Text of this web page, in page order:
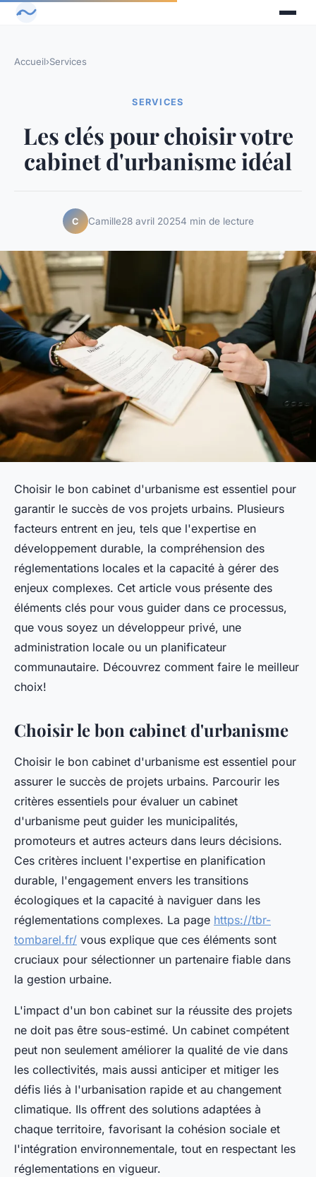
Accueil›Services
SERVICES
Les clés pour choisir votre
cabinet d'urbanisme idéal
C Camille28 avril 20254 min de lecture
Choisir le bon cabinet d'urbanisme est essentiel pour
garantir le succès de vos projets urbains. Plusieurs
facteurs entrent en jeu, tels que l'expertise en
développement durable, la compréhension des
réglementations locales et la capacité à gérer des
enjeux complexes. Cet article vous présente des
éléments clés pour vous guider dans ce processus,
que vous soyez un développeur privé, une
administration locale ou un planificateur
communautaire. Découvrez comment faire le meilleur
choix!
Choisir le bon cabinet d'urbanisme
Choisir le bon cabinet d'urbanisme est essentiel pour
assurer le succès de projets urbains. Parcourir les
critères essentiels pour évaluer un cabinet
d'urbanisme peut guider les municipalités,
promoteurs et autres acteurs dans leurs décisions.
Ces critères incluent l'expertise en planification
durable, l'engagement envers les transitions
écologiques et la capacité à naviguer dans les
réglementations complexes. La page https://tbr-
tombarel.fr/ vous explique que ces éléments sont
cruciaux pour sélectionner un partenaire fiable dans
la gestion urbaine.
L'impact d'un bon cabinet sur la réussite des projets
ne doit pas être sous-estimé. Un cabinet compétent
peut non seulement améliorer la qualité de vie dans
les collectivités, mais aussi anticiper et mitiger les
défis liés à l'urbanisation rapide et au changement
climatique. Ils offrent des solutions adaptées à
chaque territoire, favorisant la cohésion sociale et
l'intégration environnementale, tout en respectant les
réglementations en vigueur.